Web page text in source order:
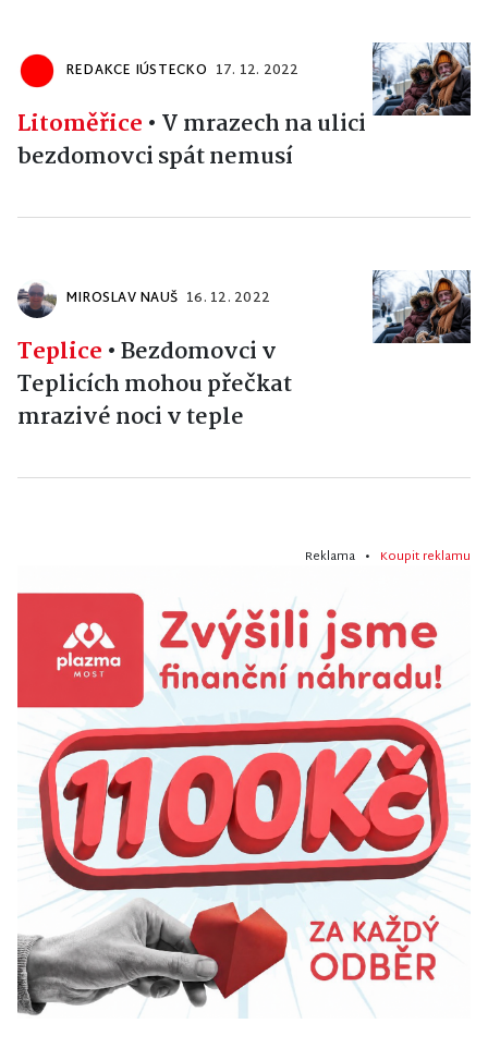
REDAKCE IÚSTECKO 17. 12. 2022
Litoměřice • V mrazech na ulici
bezdomovci spát nemusí
MIROSLAV NAUŠ 16. 12. 2022
Teplice •Bezdomovci v
Teplicích mohou přečkat
mrazivé noci v teple
Reklama • Koupit reklamu